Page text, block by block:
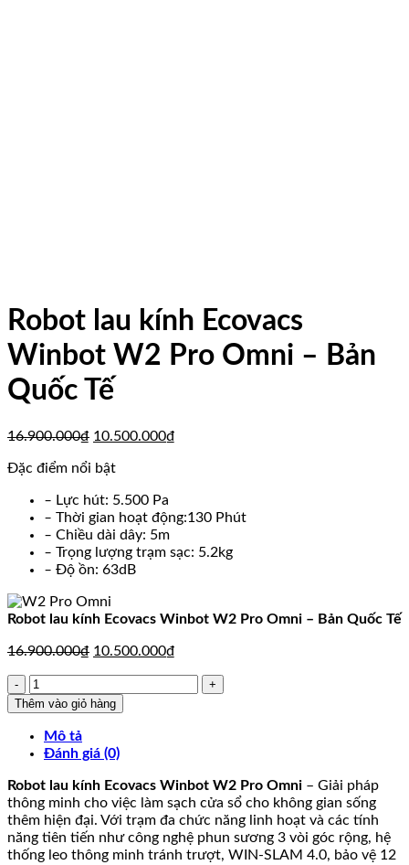
Robot lau kính Ecovacs
Winbot W2 Pro Omni – Bản
Quốc Tế
16.900.000₫ Giá
là:
10.500.000₫
Đặc điểm nổi bật
– Lực hút: 5.500 Pa
– Thời gian hoạt động:130 Phút
– Chiều dài dây: 5m
– Trọng lượng trạm sạc: 5.2kg
– Độ ồn: 63dB
Robot lau kính Ecovacs Winbot W2 Pro Omni – Bản Quốc Tế
16.900.000₫ Giá
16.900.000₫.
10.500.000₫
Robot
lau
kính
Ecovacs
Winbot
Pro
Omni
–
Bản
Quốc
Thêm vào giỏ hàng
Mô tả
Đánh giá (0)
Robot lau kính Ecovacs Winbot W2 Pro Omni – Giải pháp
thông minh cho việc làm sạch cửa sổ cho không gian sống
thêm hiện đại. Với trạm đa chức năng linh hoạt và các tính
năng tiên tiến như công nghệ phun sương 3 vòi góc rộng, hệ
thống leo thông minh tránh trượt, WIN-SLAM 4.0, bảo vệ 12